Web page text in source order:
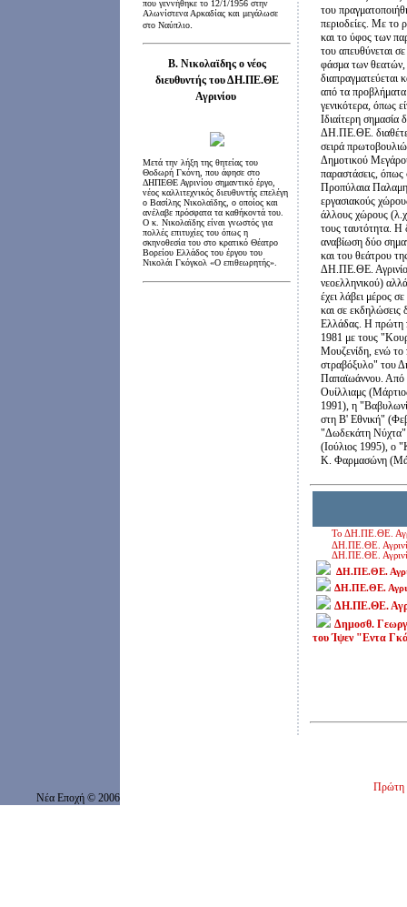
που γεννήθηκε το 12/1/1956 στην
Αλωνίστενα Αρκαδίας και μεγάλωσε
στο Ναύπλιο.
Β. Νικολαϊδης ο νέος
διευθυντής του ΔΗ.ΠΕ.ΘΕ
Αγρινίου
Μετά την λήξη της θητείας του
Θοδωρή Γκόνη, που άφησε στο
ΔΗΠΕΘΕ Αγρινίου σημαντικό έργο,
νέος καλλιτεχνικός διευθυντής επελέγη
ο Βασίλης Νικολαϊδης, ο οποίος και
ανέλαβε πρόσφατα τα καθήκοντά του.
Ο κ. Νικολαϊδης είναι γνωστός για
πολλές επιτυχίες του όπως η
σκηνοθεσία του στο κρατικό Θέατρο
Βορείου Ελλάδος του έργου του
Νικολάι Γκόγκολ «Ο επιθεωρητής».
Το ΔΗ.ΠΕ.ΘΕ.
ΔΗ.ΠΕ.ΘΕ.
ΔΗ.ΠΕ.ΘΕ.
ΔΗ.ΠΕ.ΘΕ.
ΔΗ.ΠΕ.ΘΕ.
ΔΗ.ΠΕ.ΘΕ.
Δημοσθ.
του Ίψεν "Εντα
Νέα Εποχή © 2006
Πρώτη